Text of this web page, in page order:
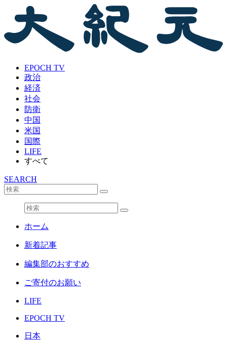
EPOCH TV
政治
経済
社会
防衛
中国
米国
国際
LIFE
すべて
SEARCH
ホーム
新着記事
編集部のおすすめ
ご寄付のお願い
LIFE
EPOCH TV
日本